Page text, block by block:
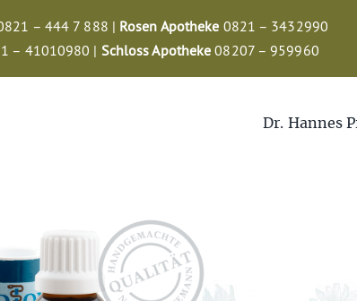
– 444 7 888 | Rosen Apotheke 0821 – 3432990
– 41010980 | Schloss Apotheke 08207 – 959960
Dr. Hannes